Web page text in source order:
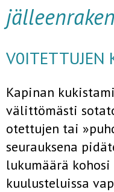
V0ITETTUJEN
Kapinan
välittömästi
otettujen tai
seurauksena
lukumäärä kohosi
kuulusteluissa